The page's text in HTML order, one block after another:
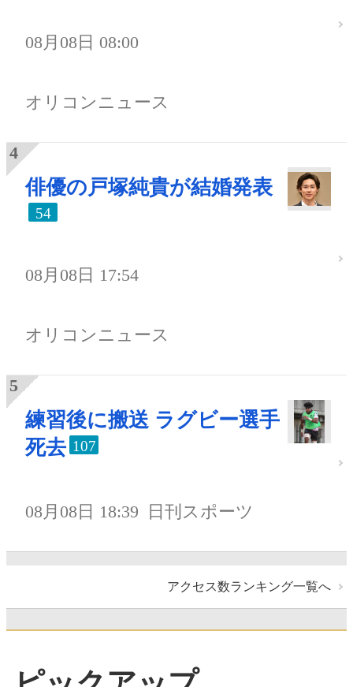
08月08日 08:00
オリコンニュース
俳優の戸塚純貴が結婚発表
54
08月08日 17:54
オリコンニュース
練習後に搬送 ラグビー選手
死去 107
08月08日 18:39 日刊スポーツ
アクセス数ランキング一覧へ